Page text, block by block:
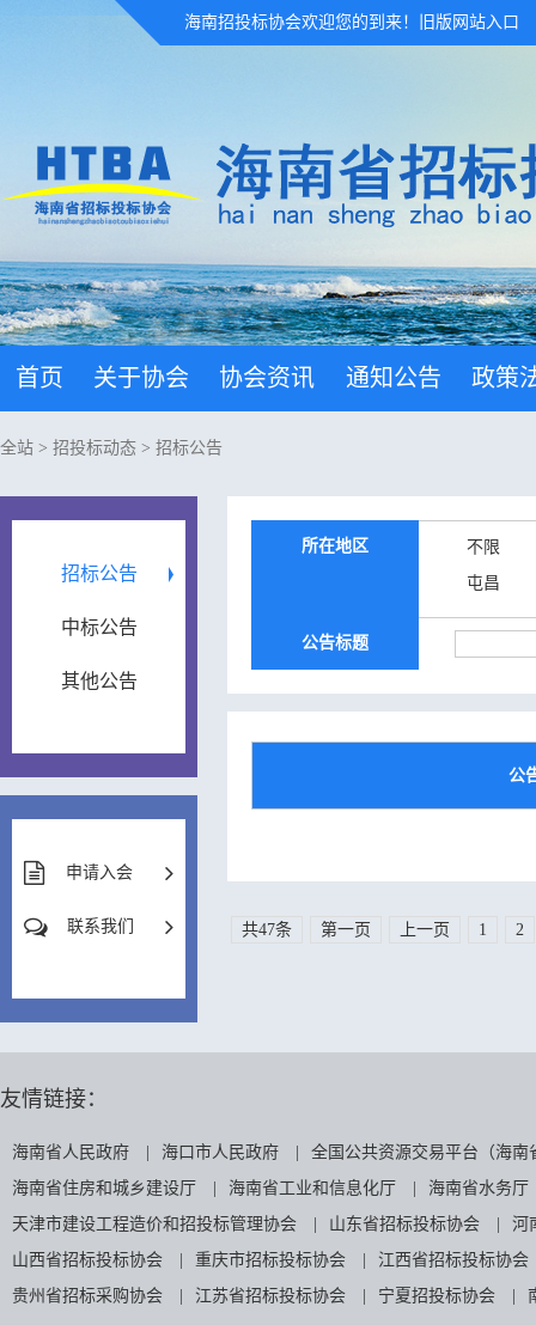
海南招投标协会欢迎您的到来！ 旧版网站入口
首页 关于协会 协会资讯 通知公告 政策
全站 > 招投标动态 > 招标公告
招标公告
中标公告
其他公告
申请入会
联系我们
所在地区
不限
屯昌
公告标题
公
共47条 第一页 上一页 1 2
友情链接：
海南省人民政府 海口市人民政府
全国公共资源交易平台（海南
海南省住房和城乡建设厅
海南省工业和信息化厅
海南省水务厅
天津市建设工程造价和招投标管理协会
山东省招标投标协会
河
山西省招标投标协会
重庆市招标投标协会
江西省招标投标协会
贵州省招标采购协会
江苏省招标投标协会 宁夏招投标协会